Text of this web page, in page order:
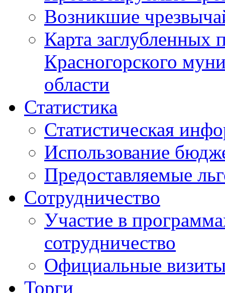
Возникшие
Карта
Красногорского
области
Статистика
Статистическая
Использование
Предоставляемые
Сотрудничество
Участие в
сотрудничество
Официальные
Торги